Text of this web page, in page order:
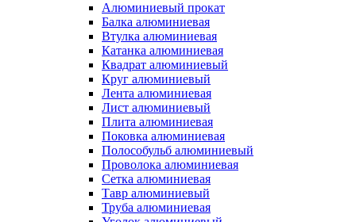
Алюминиевый прокат
Балка алюминиевая
Втулка алюминиевая
Катанка алюминиевая
Квадрат алюминиевый
Круг алюминиевый
Лента алюминиевая
Лист алюминиевый
Плита алюминиевая
Поковка алюминиевая
Полособульб алюминиевый
Проволока алюминиевая
Сетка алюминиевая
Тавр алюминиевый
Труба алюминиевая